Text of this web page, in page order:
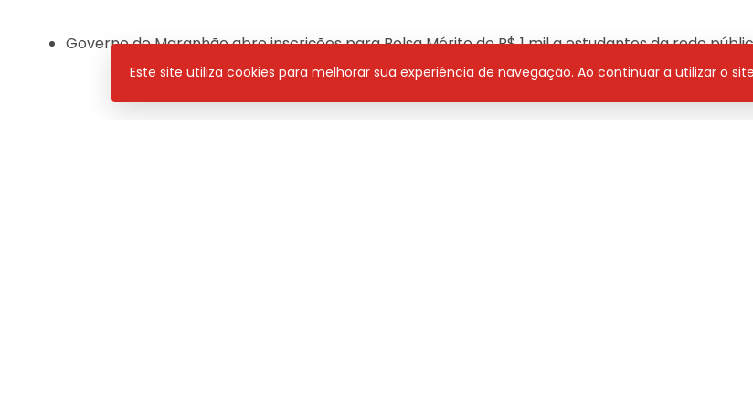
Governo do Maranhão abre inscrições para Bolsa Mérito de R$ 1 mil a estudantes da rede
Este site utiliza cookies para melhorar sua experiência de navegação. Ao continuar a utilizar o